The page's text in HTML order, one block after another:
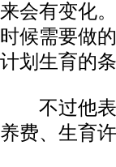
来会有变化
时候需要做
计划生育的条
不过他表
养费、生育